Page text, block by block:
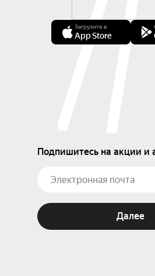
Загрузите в
App Store
Подпишитесь на акции и
Далее